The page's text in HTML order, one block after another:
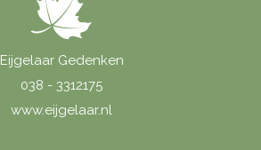
Eijgelaar Gedenken
038 - 3312175
www.eijgelaar.nl